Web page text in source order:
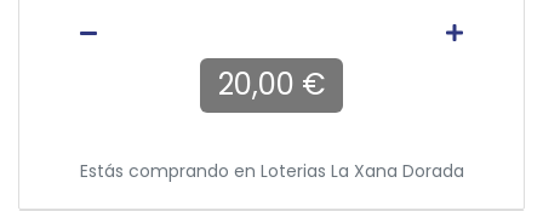
20,00 €
Estás comprando en Loterias La Xana Dorada